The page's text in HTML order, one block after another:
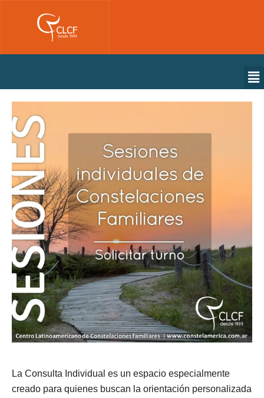
La Consulta Individual es un espacio especialmente
creado para quienes buscan la orientación personalizada